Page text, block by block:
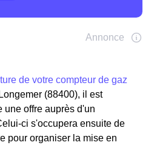
de votre compteur de gaz
(88400), il est
une offre auprès d'un
ci s'occupera ensuite de
pour organiser la mise en